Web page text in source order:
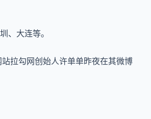
、大连等。
拉勾网创始人许单单昨夜在其微博